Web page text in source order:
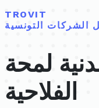
TROVIT
الشركات التونسية
لمحة
الفلاحية